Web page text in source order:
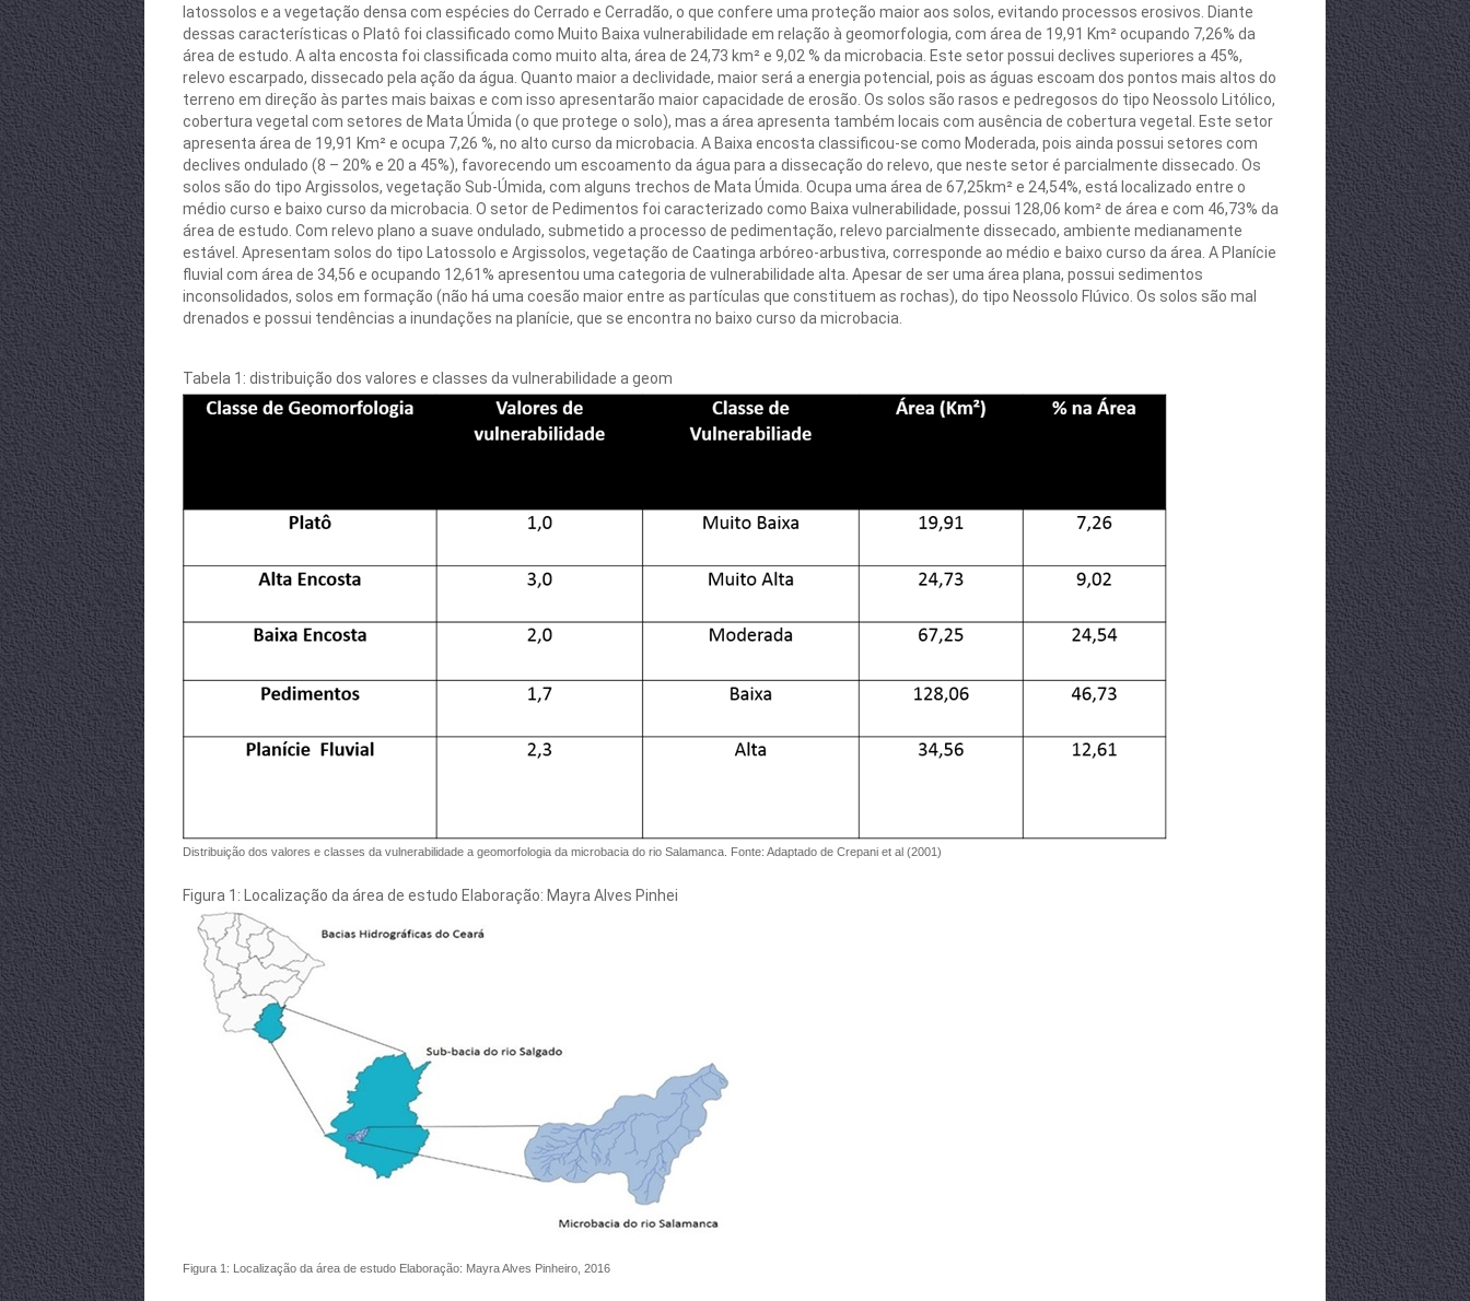
latossolos e a vegetação densa com espécies do Cerrado e Cerradão, o que confere uma proteção maior aos solos, evitando processos erosivos. Diante
dessas características o Platô foi classificado como Muito Baixa vulnerabilidade em relação à geomorfologia, com área de 19,91 Km² ocupando 7,26% da
área de estudo. A alta encosta foi classificada como muito alta, área de 24,73 km² e 9,02 % da microbacia. Este setor possui declives superiores a 45%,
relevo escarpado, dissecado pela ação da água. Quanto maior a declividade, maior será a energia potencial, pois as águas escoam dos pontos mais altos do
terreno em direção às partes mais baixas e com isso apresentarão maior capacidade de erosão. Os solos são rasos e pedregosos do tipo Neossolo Litólico,
cobertura vegetal com setores de Mata Úmida (o que protege o solo), mas a área apresenta também locais com ausência de cobertura vegetal. Este setor
apresenta área de 19,91 Km² e ocupa 7,26 %, no alto curso da microbacia. A Baixa encosta classificou-se como Moderada, pois ainda possui setores com
declives ondulado (8 – 20% e 20 a 45%), favorecendo um escoamento da água para a dissecação do relevo, que neste setor é parcialmente dissecado. Os
solos são do tipo Argissolos, vegetação Sub-Úmida, com alguns trechos de Mata Úmida. Ocupa uma área de 67,25km² e 24,54%, está localizado entre o
médio curso e baixo curso da microbacia. O setor de Pedimentos foi caracterizado como Baixa vulnerabilidade, possui 128,06 kom² de área e com 46,73% da
área de estudo. Com relevo plano a suave ondulado, submetido a processo de pedimentação, relevo parcialmente dissecado, ambiente medianamente
estável. Apresentam solos do tipo Latossolo e Argissolos, vegetação de Caatinga arbóreo-arbustiva, corresponde ao médio e baixo curso da área. A Planície
fluvial com área de 34,56 e ocupando 12,61% apresentou uma categoria de vulnerabilidade alta. Apesar de ser uma área plana, possui sedimentos
inconsolidados, solos em formação (não há uma coesão maior entre as partículas que constituem as rochas), do tipo Neossolo Flúvico. Os solos são mal
drenados e possui tendências a inundações na planície, que se encontra no baixo curso da microbacia.
Tabela 1: distribuição dos valores e classes da vulnerabilidade a geom
Distribuição dos valores e classes da vulnerabilidade a geomorfologia da microbacia do rio Salamanca. Fonte: Adaptado de Crepani et al (2001)
Figura 1: Localização da área de estudo Elaboração: Mayra Alves Pinhei
Figura 1: Localização da área de estudo Elaboração: Mayra Alves Pinheiro, 2016